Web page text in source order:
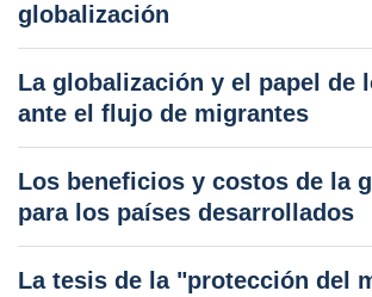
globalización
La globalización y el papel de
ante el flujo de migrantes
Los beneficios y costos de la
para los países desarrollados
La tesis de la "protección del